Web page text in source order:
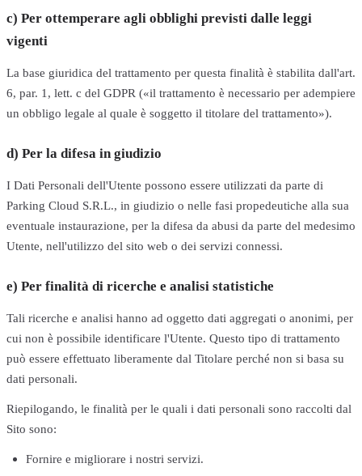
c) Per ottemperare agli obblighi previsti dalle leggi
vigenti
La base giuridica del trattamento per questa finalità è stabilita dall'art.
6, par. 1, lett. c del GDPR («il trattamento è necessario per adempiere
un obbligo legale al quale è soggetto il titolare del trattamento»).
d) Per la difesa in giudizio
I Dati Personali dell'Utente possono essere utilizzati da parte di
Parking Cloud S.R.L., in giudizio o nelle fasi propedeutiche alla sua
eventuale instaurazione, per la difesa da abusi da parte del medesimo
Utente, nell'utilizzo del sito web o dei servizi connessi.
e) Per finalità di ricerche e analisi statistiche
Tali ricerche e analisi hanno ad oggetto dati aggregati o anonimi, per
cui non è possibile identificare l'Utente. Questo tipo di trattamento
può essere effettuato liberamente dal Titolare perché non si basa su
dati personali.
Riepilogando, le finalità per le quali i dati personali sono raccolti dal
Sito sono:
Fornire e migliorare i nostri servizi.